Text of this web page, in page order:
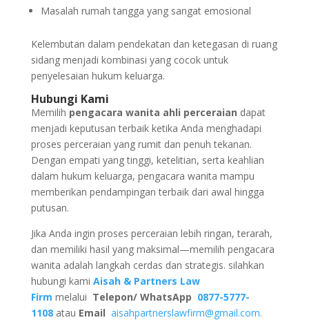
Masalah rumah tangga yang sangat emosional
Kelembutan dalam pendekatan dan ketegasan di ruang
sidang menjadi kombinasi yang cocok untuk
penyelesaian hukum keluarga.
Hubungi Kami
Memilih pengacara wanita ahli perceraian dapat
menjadi keputusan terbaik ketika Anda menghadapi
proses perceraian yang rumit dan penuh tekanan.
Dengan empati yang tinggi, ketelitian, serta keahlian
dalam hukum keluarga, pengacara wanita mampu
memberikan pendampingan terbaik dari awal hingga
putusan.
Jika Anda ingin proses perceraian lebih ringan, terarah,
dan memiliki hasil yang maksimal—memilih pengacara
wanita adalah langkah cerdas dan strategis. silahkan
hubungi kami Aisah & Partners Law
Firm melalui Telepon/ WhatsApp 0877-5777-
1108 atau Email aisahpartnerslawfirm@gmail.com.